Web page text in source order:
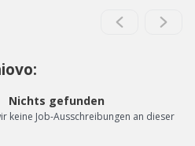
Nichts gefunden
keine Job-Ausschreibungen an dieser